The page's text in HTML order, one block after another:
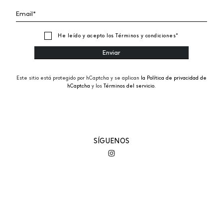
He leído y acepto los Términos y condiciones*
Este sitio está protegido por hCaptcha y se aplican la Política de privacidad de
hCaptcha y los Términos del servicio.
SÍGUENOS